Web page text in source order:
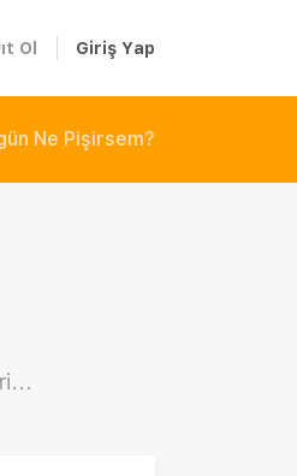
Ol Giriş Yap
Ne Pişirsem?